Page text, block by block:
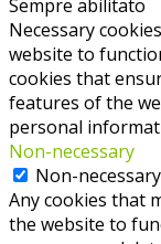
Sempre abilitato
Necessary
website to
cookies that
features of the
personal
Non-necessary
Non-necessary
Any cookies that
the website to